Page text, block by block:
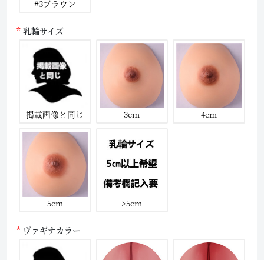
#3ブラウン
乳輪サイズ
掲載画像と同じ 3cm 4cm
5cm >5cm
ヴァギナカラー